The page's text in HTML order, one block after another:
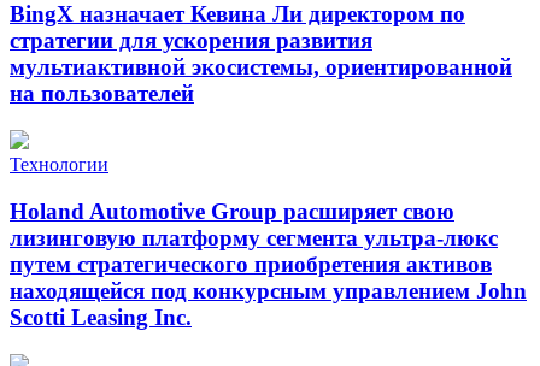
BingX назначает Кевина Ли директором по
стратегии для ускорения развития
мультиактивной экосистемы, ориентированной
на пользователей
Технологии
Holand Automotive Group расширяет свою
лизинговую платформу сегмента ультра-люкс
путем стратегического приобретения активов
находящейся под конкурсным управлением John
Scotti Leasing Inc.